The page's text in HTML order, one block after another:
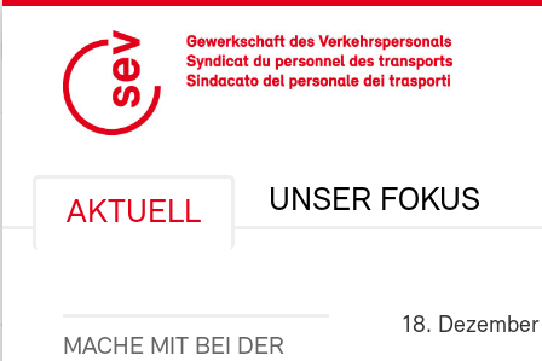
AKTUELL UNSER FOKUS
MACHE MIT BEI DER
18.